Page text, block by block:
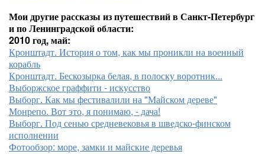
Мои другие рассказы из путешествий в Санкт-Петербург
и по Ленинградской области:
2010 год, май:
Кронштадт. История о том, как мы проникли на военный
корабль
Кронштадт. Бескозырка белая, в полоску воротник...
Выборжское граффити - искусство
Выборг. Как мы фестивалили на "Майском дереве"
Монрепо. Вот это, я понимаю, - дача!
Выборг. Под сенью средневековья в шведско-финском
исполнении
Фотообзор: море, замки и майские деревья